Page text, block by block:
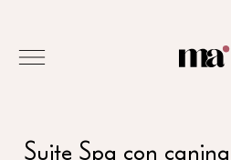
Suite Spa con